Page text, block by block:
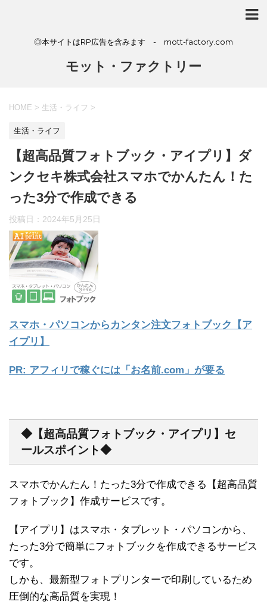
◎本サイトはRP広告を含みます - mott-factory.com
モット・ファクトリー
HOME > 生活・ライフ >
生活・ライフ
【超高品質フォトブック・アイプリ】ダ
ンクセキ株式会社スマホでかんたん！た
った3分で作成できる
投稿日： 2024年5月25日
スマホ・パソコンからカンタン注文フォトブック【ア
イプリ】
PR: アフィリで稼ぐには「お名前.com」が要る
◆【超高品質フォトブック・アイプリ】セ
ールスポイント◆
スマホでかんたん！たった3分で作成できる【超高品質
フォトブック】作成サービスです。
【アイプリ】はスマホ・タブレット・パソコンから、
たった3分で簡単にフォトブックを作成できるサービス
です。
しかも、最新型フォトプリンターで印刷しているため
圧倒的な高品質を実現！